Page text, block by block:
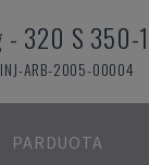
- 320 S 350-
INJ-ARB-2005-00004
PARDUOTA